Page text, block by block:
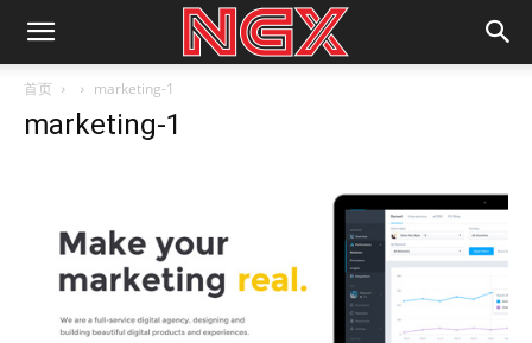
首页 marketing-1
marketing-1